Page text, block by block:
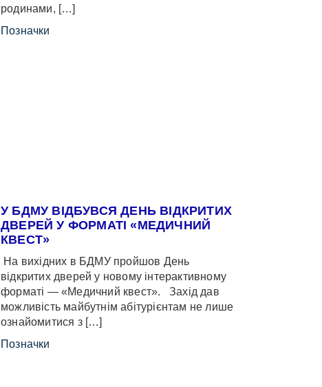
родинами, […]
Позначки
У БДМУ ВІДБУВСЯ ДЕНЬ ВІДКРИТИХ
ДВЕРЕЙ У ФОРМАТІ «МЕДИЧНИЙ
КВЕСТ»
На вихідних в БДМУ пройшов День
відкритих дверей у новому інтерактивному
форматі — «Медичний квест». Захід дав
можливість майбутнім абітурієнтам не лише
ознайомитися з […]
Позначки